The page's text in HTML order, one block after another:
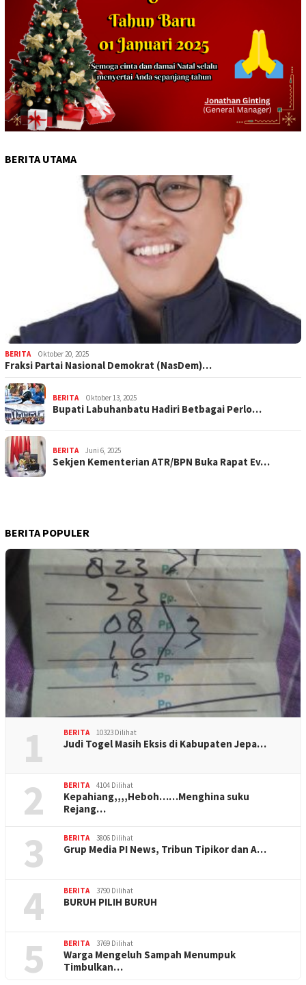
BERITA UTAMA
BERITA Oktober 20, 2025
Fraksi Partai Nasional Demokrat (NasDem)…
BERITA Oktober 13, 2025
Bupati Labuhanbatu Hadiri Betbagai Perlo…
BERITA Juni 6, 2025
Sekjen Kementerian ATR/BPN Buka Rapat Ev…
BERITA POPULER
1 BERITA 10323 Dilihat
Judi Togel Masih Eksis di Kabupaten Jepa…
2 BERITA 4104 Dilihat
Kepahiang,,,,Heboh……Menghina suku
Rejang…
3 BERITA 3806 Dilihat
Grup Media PI News, Tribun Tipikor dan A…
4 BERITA 3790 Dilihat
BURUH PILIH BURUH
5 BERITA 3769 Dilihat
Warga Mengeluh Sampah Menumpuk
Timbulkan…